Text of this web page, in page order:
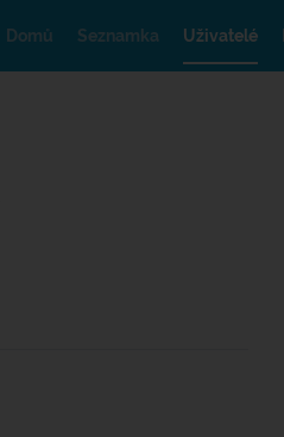
Domů Seznamka Uživatelé